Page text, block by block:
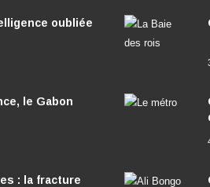
oubliée
le Gabon
: la fracture